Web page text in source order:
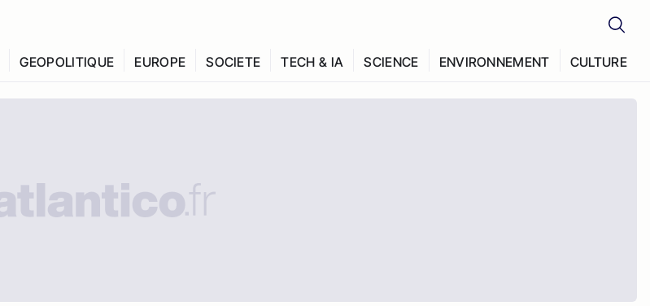
GEOPOLITIQUE EUROPE SOCIETE TECH & IA SCIENCE ENVIRONNEMENT CULTURE